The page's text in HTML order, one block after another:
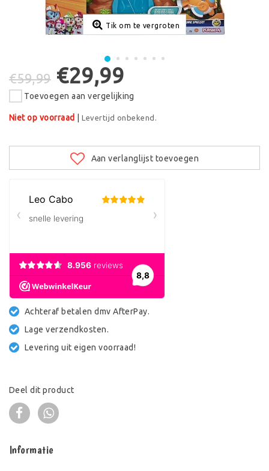
Tik om te vergroten
€59,99 €29,99
Toevoegen aan vergelijking
Niet op voorraad |Levertijd onbekend.
Aan verlanglijst toevoegen
Achteraf betalen dmv AfterPay.
Lage verzendkosten.
Levering uit eigen voorraad!
Deel dit product
Informatie